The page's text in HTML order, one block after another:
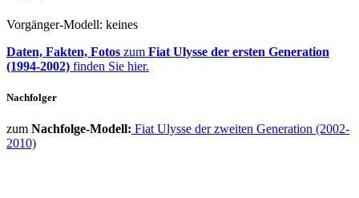
Vorgänger-Modell: keines
Daten, Fakten, Fotos zum Fiat Ulysse der ersten Generation
(1994-2002) finden Sie hier.
Nachfolger
zum Nachfolge-Modell: Fiat Ulysse der zweiten Generation (2002-
2010)